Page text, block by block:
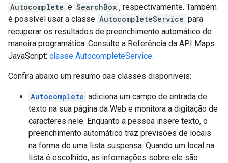
Autocomplete e SearchBox , respectivamente. Também
é possível usar a classe AutocompleteService para
recuperar os resultados de preenchimento automático de
maneira programática. Consulte a Referência da API Maps
JavaScript: classe AutocompleteService.
Confira abaixo um resumo das classes disponíveis:
Autocomplete adiciona um campo de entrada de
texto na sua página da Web e monitora a digitação de
caracteres nele. Enquanto a pessoa insere texto, o
preenchimento automático traz previsões de locais
na forma de uma lista suspensa. Quando um local na
lista é escolhido, as informações sobre ele são